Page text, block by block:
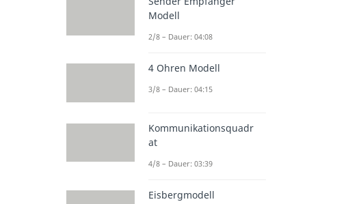
Modell
2/8 – Dauer: 04:08
4 Ohren Modell
3/8 – Dauer: 04:15
Kommunikationsquadr
at
4/8 – Dauer: 03:39
Eisbergmodell